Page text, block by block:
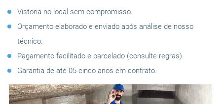
Vistoria no local sem compromisso.
Orçamento elaborado e enviado após análise de nosso
técnico.
Pagamento facilitado e parcelado (consulte regras).
Garantia de até 05 cinco anos em contrato.